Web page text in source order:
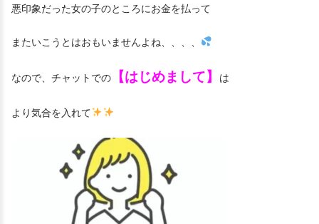
悪印象だった女の子のところにお金を払って
またいこうとはおもいませんよね、、、、
なので、チャットでの 【はじめまして】 は
より気合を入れて